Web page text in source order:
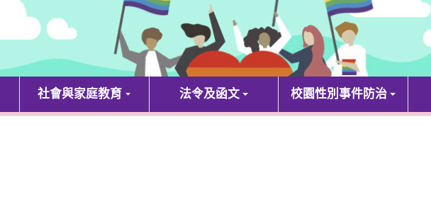
社會與家庭教育 法令及函文 校園性別事件防治